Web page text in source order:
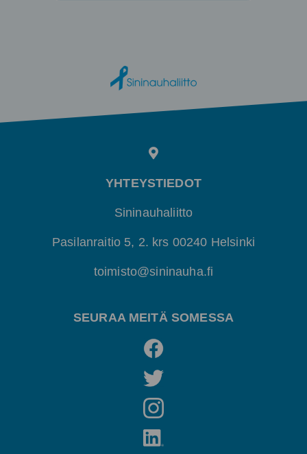
YHTEYSTIEDOT
Sininauhaliitto
Pasilanraitio 5, 2. krs 00240 Helsinki
toimisto@sininauha.fi
SEURAA MEITÄ SOMESSA